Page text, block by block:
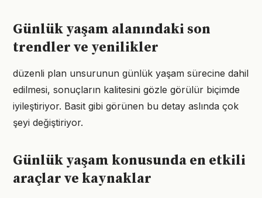
Günlük yaşam alanındaki son
trendler ve yenilikler
düzenli plan unsurunun günlük yaşam sürecine dahil
edilmesi, sonuçların kalitesini gözle görülür biçimde
iyileştiriyor. Basit gibi görünen bu detay aslında çok
şeyi değiştiriyor.
Günlük yaşam konusunda en etkili
araçlar ve kaynaklar